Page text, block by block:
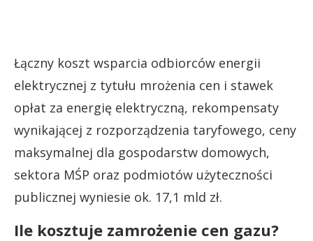
Łączny koszt wsparcia odbiorców energii
elektrycznej z tytułu mrożenia cen i stawek
opłat za energię elektryczną, rekompensaty
wynikającej z rozporządzenia taryfowego, ceny
maksymalnej dla gospodarstw domowych,
sektora MŚP oraz podmiotów użyteczności
publicznej wyniesie ok. 17,1 mld zł.
Ile kosztuje zamrożenie cen gazu?